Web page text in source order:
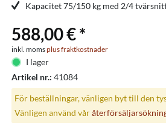
Kapacitet 75/150 kg med 2/4
588,00 € *
inkl. momsplus fraktkostnader
I lager
Artikel nr.: 41084
För beställningar, vänligen byt till den
Vänligen använd vår